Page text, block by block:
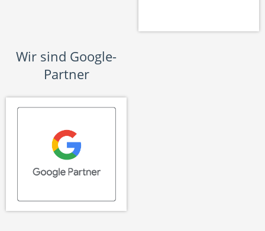
Wir sind Google-
Partner